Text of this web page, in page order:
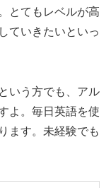
とてもレベルが高
ていきたいといっ
いう方でも、アル
よ。毎日英語を使
ます。未経験でも